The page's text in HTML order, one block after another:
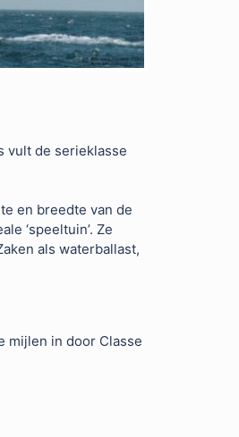
vult de serieklasse
en breedte van de
‘speeltuin’. Ze
als waterballast,
mijlen in door Classe